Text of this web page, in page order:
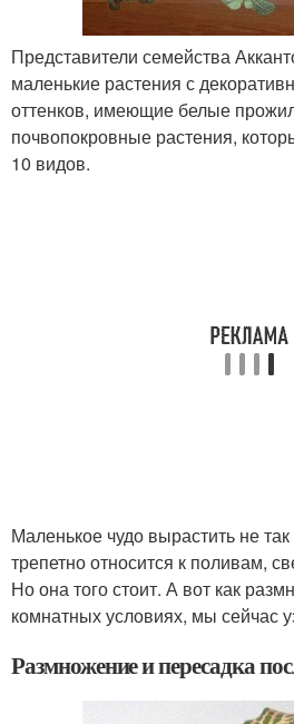
Представители семейства
маленькие растения с
оттенков, имеющие белые
почвопокровные растения,
10 видов.
Маленькое чудо вырастить не
трепетно относится к поливам,
Но она того стоит. А вот как
комнатных условиях, мы сейчас
Размножение и пересадка